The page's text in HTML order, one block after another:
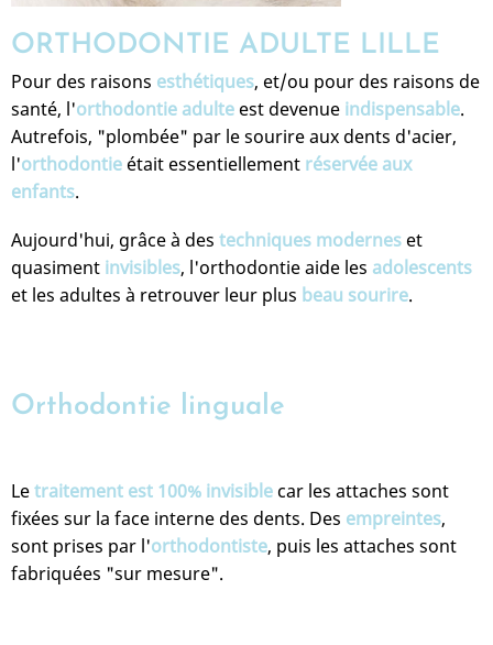
ORTHODONTIE ADULTE LILLE
Pour des raisons esthétiques, et/ou pour des raisons de
santé, l'orthodontie adulte est devenue indispensable.
Autrefois, "plombée" par le sourire aux dents d'acier,
l'orthodontie était essentiellement réservée aux
enfants.
Aujourd'hui, grâce à des techniques modernes et
quasiment invisibles, l'orthodontie aide les adolescents
et les adultes à retrouver leur plus beau sourire.
Orthodontie linguale
Letraitement est 100% invisiblecar les attaches sont
fixées sur la face interne des dents. Des empreintes,
sont prises par l'orthodontiste, puis les attaches sont
fabriquées "sur mesure".